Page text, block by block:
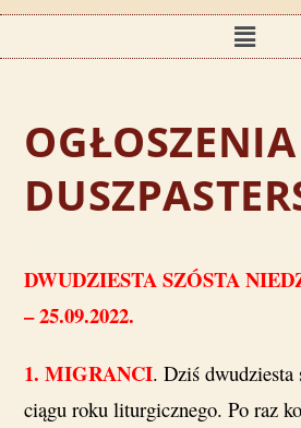
OGŁOSZENIA
DWUDZIESTA SZÓSTA
– 25.09.2022.
1.MIGRANCI. Dziś dwudziesta
ciągu roku liturgicznego. Po raz